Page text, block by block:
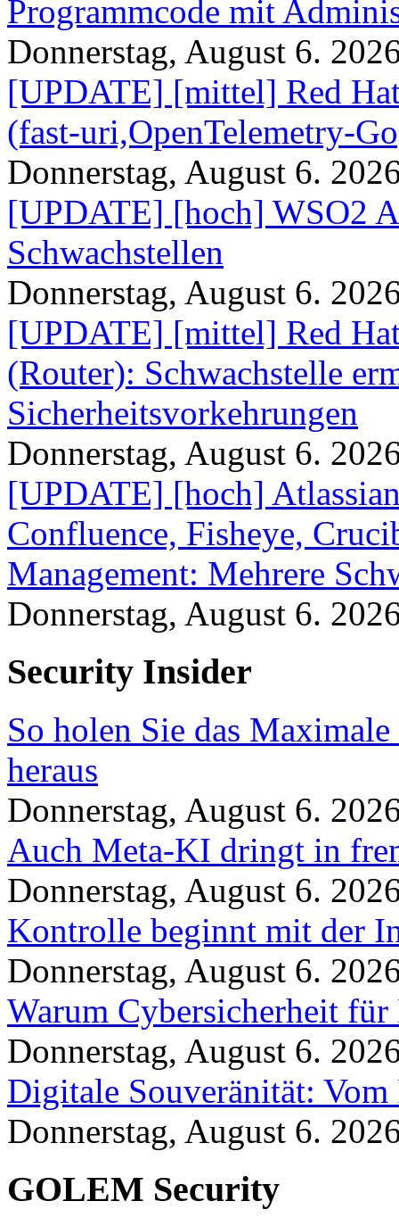
Programmcode mit
Donnerstag, August 6.
[UPDATE] [mittel] Red
(fast-uri,OpenTelemetry-
Donnerstag, August 6.
[UPDATE] [hoch] WSO2
Schwachstellen
Donnerstag, August 6.
[UPDATE] [mittel] Red
(Router): Schwachstelle
Sicherheitsvorkehrungen
Donnerstag, August 6.
[UPDATE] [hoch]
Confluence, Fisheye,
Management: Mehrere
Donnerstag, August 6.
Security Insider
So holen Sie das
heraus
Donnerstag, August 6.
Auch Meta-KI dringt in
Donnerstag, August 6.
Kontrolle beginnt mit der
Donnerstag, August 6.
Warum Cybersicherheit für
Donnerstag, August 6.
Digitale Souveränität:
Donnerstag, August 6.
GOLEM Security